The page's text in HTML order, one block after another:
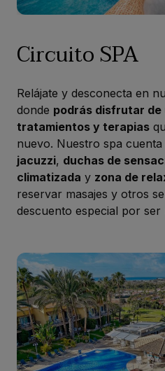
Circuito SPA
Relájate y desconecta en
donde podrás disfrutar de
tratamientos y terapias
nuevo. Nuestro spa
jacuzzi, duchas de
climatizada y zona de
reservar masajes y otros
descuento especial por ser